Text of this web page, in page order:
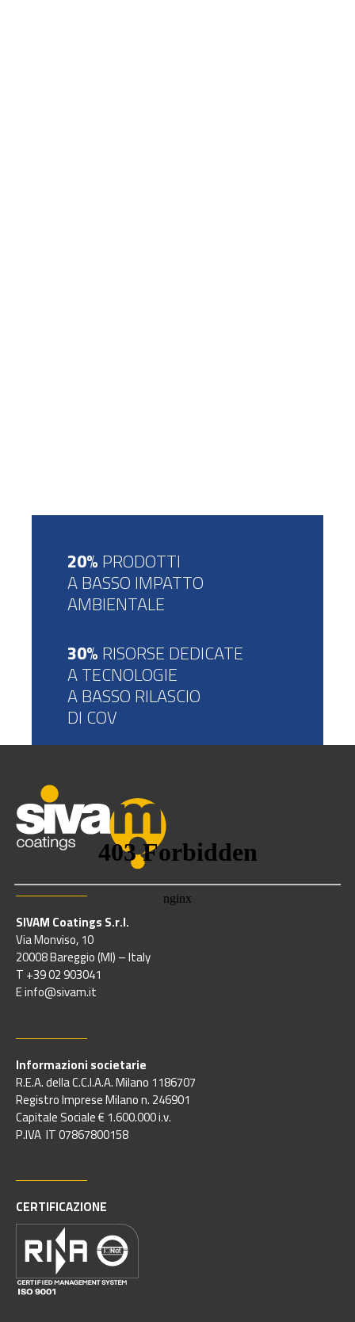
20%PRODOTTI
A BASSO IMPATTO
AMBIENTALE
30%RISORSE DEDICATE
A TECNOLOGIE
A BASSO RILASCIO
DI COV
SIVAM Coatings S.r.l.
Via Monviso, 10
20008 Bareggio (MI) – Italy
T +39 02 903041
E info@sivam.it
Informazioni societarie
R.E.A. della C.C.I.A.A. Milano 1186707
Registro Imprese Milano n. 246901
Capitale Sociale € 1.600.000 i.v.
P.IVA IT 07867800158
CERTIFICAZIONE